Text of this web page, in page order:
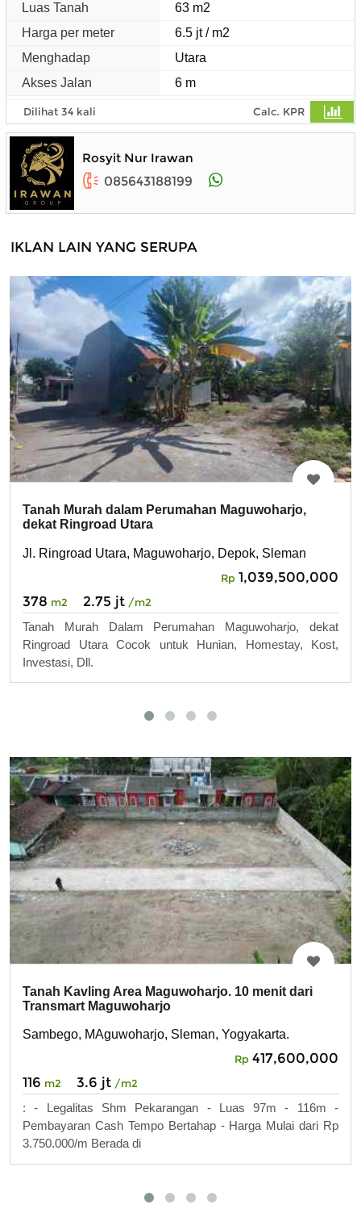
Luas Tanah
63 m2
Harga per meter
6.5 jt / m2
Menghadap
Utara
Akses Jalan
6 m
Dilihat 34 kali Calc. KPR
Rosyit Nur Irawan
085643188199
IKLAN LAIN YANG SERUPA
Tanah Murah dalam Perumahan Maguwoharjo,
dekat Ringroad Utara
Jl. Ringroad Utara, Maguwoharjo, Depok, Sleman
Rp 1,039,500,000
378 m2 2.75 jt /m2
Tanah Murah Dalam Perumahan Maguwoharjo, dekat
Ringroad Utara Cocok untuk Hunian, Homestay, Kost,
Investasi, Dll.
Tanah Kavling Area Maguwoharjo. 10 menit dari
Transmart Maguwoharjo
Sambego, MAguwoharjo, Sleman, Yogyakarta.
Rp 417,600,000
116 m2 3.6 jt /m2
: - Legalitas Shm Pekarangan - Luas 97m - 116m -
Pembayaran Cash Tempo Bertahap - Harga Mulai dari Rp
3.750.000/m Berada di